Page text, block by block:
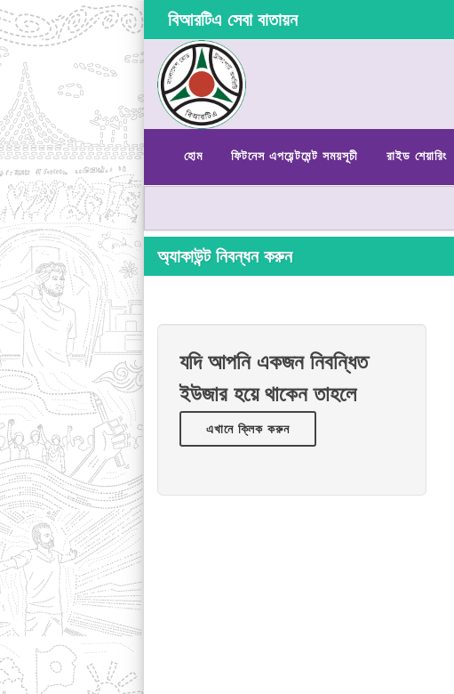
বিআরটিএ সেবা বাতায়ন
হোম ফিটনেস এপয়েন্টমেন্ট সময়সূচী রাইড শেয়ারিং
অ্যাকাউন্ট নিবন্ধন করুন
যদি আপনি একজন নিবন্ধিত
ইউজার হয়ে থাকেন তাহলে
এখানে ক্লিক করুন